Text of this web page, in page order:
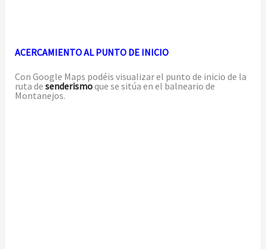
ACERCAMIENTO AL PUNTO DE INICIO
Con Google Maps podéis visualizar el punto de inicio de la
ruta de senderismoque se sitúa en el balneario de
Montanejos.